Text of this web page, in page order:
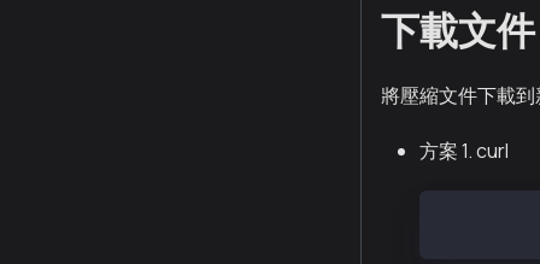
下載文件
將壓縮文件下載到
方案 1. curl